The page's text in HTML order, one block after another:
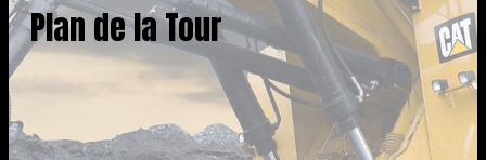
Plan de la Tour